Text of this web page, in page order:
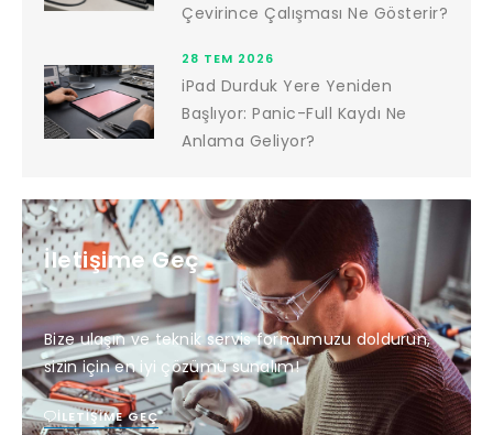
Çevirince Çalışması Ne Gösterir?
28 TEM 2026
iPad Durduk Yere Yeniden
Başlıyor: Panic-Full Kaydı Ne
Anlama Geliyor?
İletişime Geç
Bize ulaşın ve teknik servis formumuzu doldurun,
sizin için en iyi çözümü sunalım!
İLETIŞIME GEÇ